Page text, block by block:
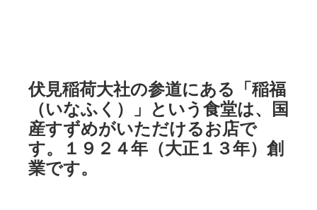
伏見稲荷大社の参道にある「稲福
（いなふく）」という食堂は、国
産すずめがいただけるお店で
す。１９２４年（大正１３年）創
業です。